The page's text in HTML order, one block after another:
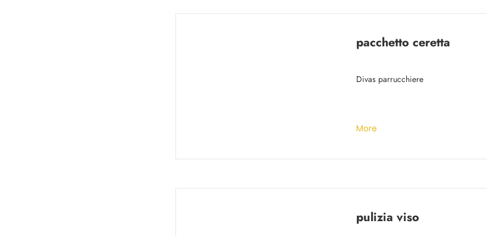
pacchetto ceretta
Divas parrucchiere
More
pulizia viso